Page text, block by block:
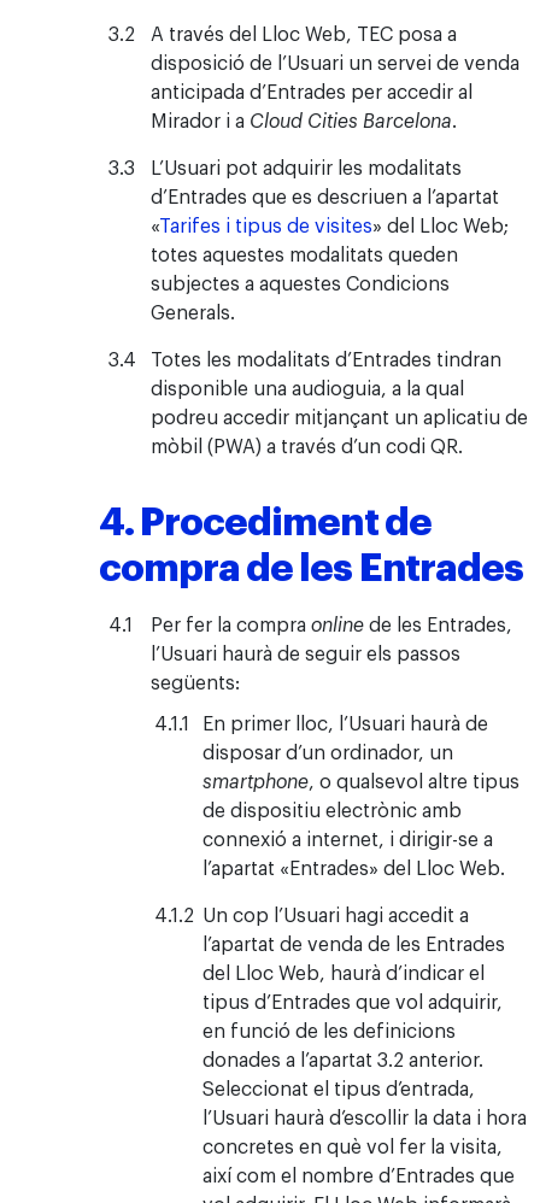
A través del Lloc Web, TEC posa a
disposició de l’Usuari un servei de venda
anticipada d’Entrades per accedir al
Mirador i a Cloud Cities Barcelona.
L’Usuari pot adquirir les modalitats
d’Entrades que es descriuen a l’apartat
«Tarifes i tipus de visites» del Lloc Web;
totes aquestes modalitats queden
subjectes a aquestes Condicions
Generals.
Totes les modalitats d’Entrades tindran
disponible una audioguia, a la qual
podreu accedir mitjançant un aplicatiu de
mòbil (PWA) a través d’un codi QR.
4. Procediment de
compra de les Entrades
Per fer la compra onlinede les Entrades,
l’Usuari haurà de seguir els passos
següents:
En primer lloc, l’Usuari haurà de
disposar d’un ordinador, un
smartphone, o qualsevol altre tipus
de dispositiu electrònic amb
connexió a internet, i dirigir-se a
l’apartat «Entrades» del Lloc Web.
Un cop l’Usuari hagi accedit a
l’apartat de venda de les Entrades
del Lloc Web, haurà d’indicar el
tipus d’Entrades que vol adquirir,
en funció de les definicions
donades a l’apartat 3.2 anterior.
Seleccionat el tipus d’entrada,
l’Usuari haurà d’escollir la data i hora
concretes en què vol fer la visita,
així com el nombre d’Entrades que